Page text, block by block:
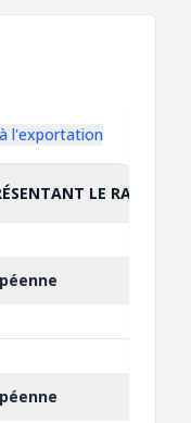
l'exportation
LE RAPPORT